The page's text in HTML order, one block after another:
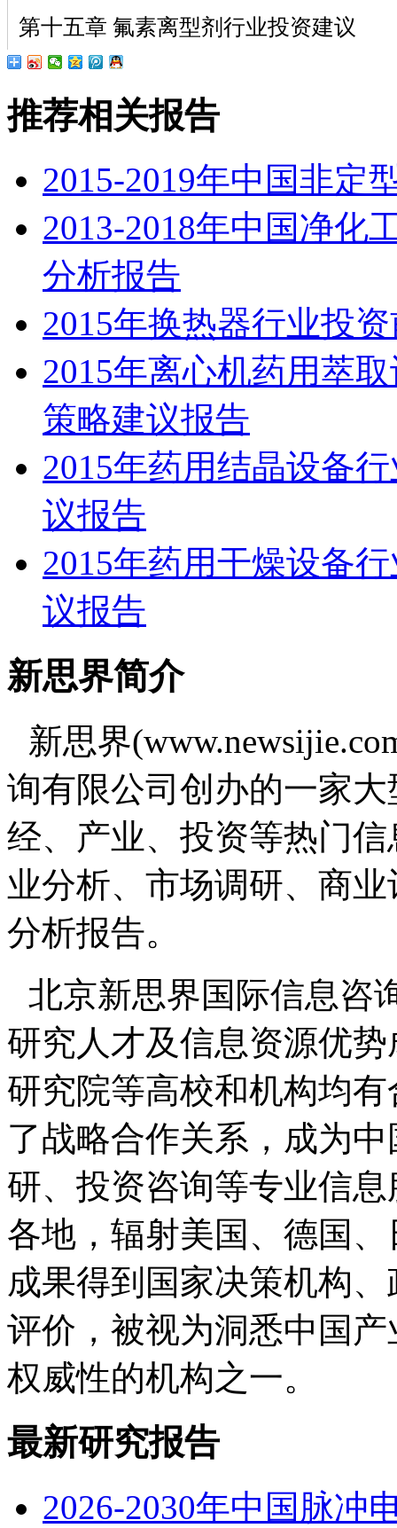
第十五章 氟素离型剂行业投资建议
推荐相关报告
2015-2019年中国非定
2013-2018年中国净化
分析报告
2015年换热器行业投
2015年离心机药用萃
策略建议报告
2015年药用结晶设备
议报告
2015年药用干燥设备
议报告
新思界简介
新思界
询有限公司创办的一家
经、产业、投资等热门
业分析、市场调研、商
分析报告。
北京新思界国际信息咨
研究人才及信息资源优
研究院等高校和机构均
了战略合作关系，成为
研、投资咨询等专业信
各地，辐射美国、德国
成果得到国家决策机构
评价，被视为洞悉中国
权威性的机构之一。
最新研究报告
2026-2030年中国脉冲